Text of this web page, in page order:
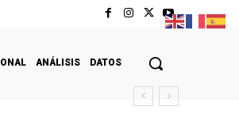
ANÁLISIS DATOS